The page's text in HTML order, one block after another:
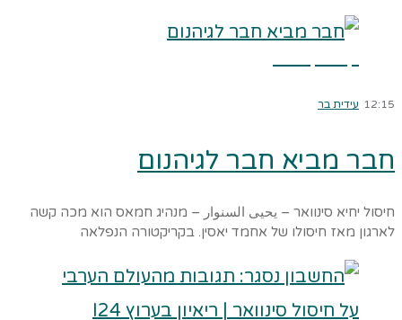
12:15 עידית בר
חבר מביא חבר לגיהנום
חיסול יחיא סינוואר – يحيى السنوار – מנהיג חמאס הוא מכה קשה
לארגון מאז חיסולו של אחמד יאסין. בקריקטורה הנפלאה